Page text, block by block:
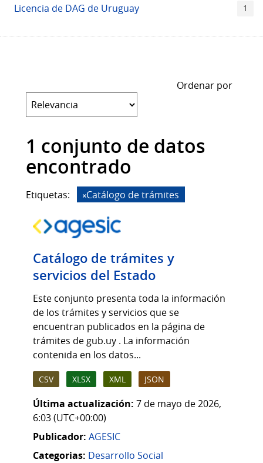
Licencia de DAG de Uruguay 1
Ordenar por
1 conjunto de datos
encontrado
Etiquetas: Catálogo de trámites
Catálogo de trámites y
servicios del Estado
Este conjunto presenta toda la información
de los trámites y servicios que se
encuentran publicados en la página de
trámites de gub.uy . La información
contenida en los datos...
CSV XLSX XML JSON
Última actualización: 7 de mayo de 2026,
6:03 (UTC+00:00)
Publicador: AGESIC
Categorias: Desarrollo Social